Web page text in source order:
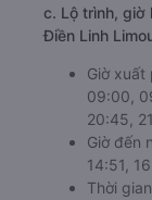
c. Lộ trình, giờ
Điền Linh
Giờ xuất
09:00,
20:45,
Giờ đến
14:51,
Thời